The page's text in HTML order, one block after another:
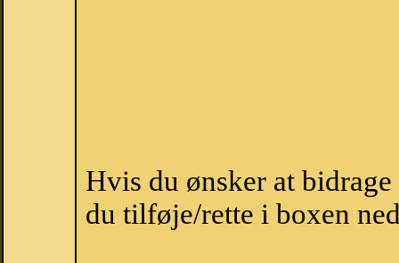
Hvis du ønsker at
du tilføje/rette i boxen